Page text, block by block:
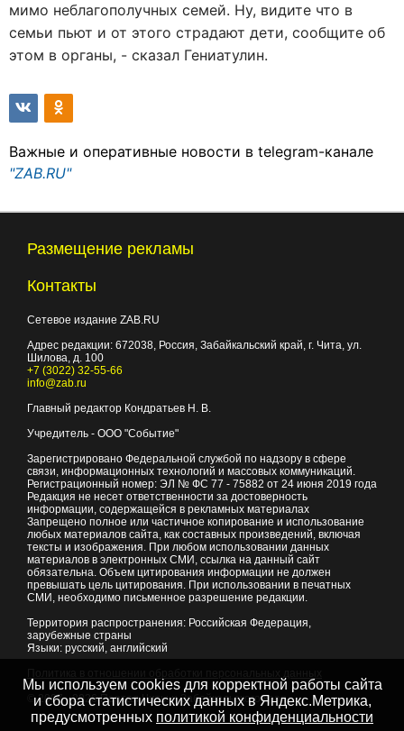
мимо неблагополучных семей. Ну, видите что в
семьи пьют и от этого страдают дети, сообщите об
этом в органы, - сказал Гениатулин.
Важные и оперативные новости в telegram-канале
"ZAB.RU"
Размещение рекламы
Контакты
Сетевое издание ZAB.RU
Адрес редакции: 672038, Россия, Забайкальский край, г. Чита, ул.
Шилова, д. 100
+7 (3022) 32-55-66
info@zab.ru
Главный редактор Кондратьев Н. В.
Учредитель - ООО "Событие"
Зарегистрировано Федеральной службой по надзору в сфере
связи, информационных технологий и массовых коммуникаций.
Регистрационный номер: ЭЛ № ФС 77 - 75882 от 24 июня 2019 года
Редакция не несет ответственности за достоверность
информации, содержащейся в рекламных материалах
Запрещено полное или частичное копирование и использование
любых материалов сайта, как составных произведений, включая
тексты и изображения. При любом использовании данных
материалов в электронных СМИ, ссылка на данный сайт
обязательна. Объем цитирования информации не должен
превышать цель цитирования. При использовании в печатных
СМИ, необходимо письменное разрешение редакции.
Территория распространения: Российская Федерация,
зарубежные страны
Языки: русский, английский
© 2007 - 2026Портал Читы и Забайкальского края
Мы используем cookies для корректной работы сайта
и сбора статистических данных в Яндекс.Метрика,
предусмотренных политикой конфиденциальности